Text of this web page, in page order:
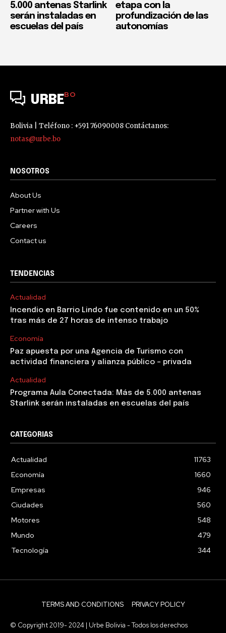
5.000 antenas Starlink
serán instaladas en
escuelas del país
etapa con la
profundización de las
autonomías
URBEBO
Bolivia | Teléfono : +591 76090008 Contáctanos:
notas@urbe.bo
NOSOTROS
About Us
Partner with Us
Careers
Contact us
TENDENCIAS
Actualidad
Incendio en Barrio Lindo fue contenido en un 50%
tras más de 27 horas de intenso trabajo
Economía
Paz apuesta por una Agencia de Turismo con
actividad financiera y alianza público – privada
Actualidad
Programa Aula Conectada: Más de 5.000 antenas
Starlink serán instaladas en escuelas del país
CATEGORIAS
Actualidad
11763
Economía
1660
Empresas
946
Ciudades
560
Motores
548
Mundo
479
Tecnología
344
TERMS AND CONDITIONS PRIVACY POLICY
© Copyright 2019- 2024 | Urbe Bolivia - Todos los derechos